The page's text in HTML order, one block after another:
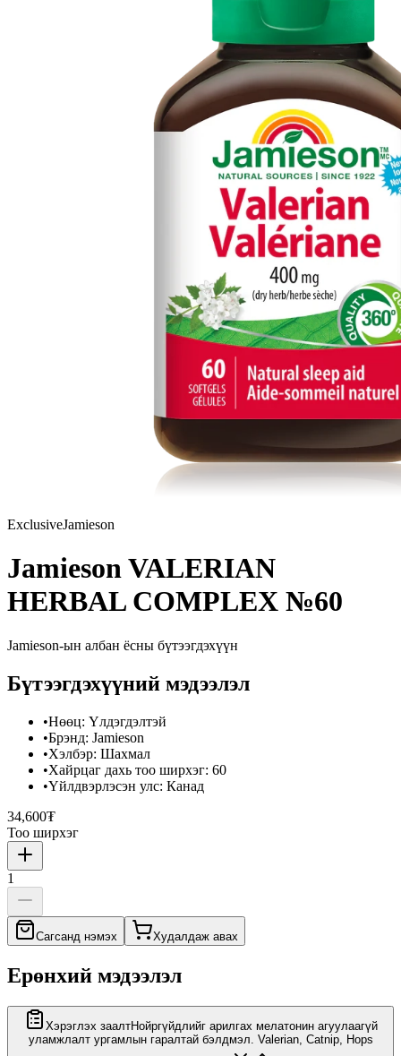
ExclusiveJamieson
Jamieson VALERIAN
HERBAL COMPLEX №60
Jamieson-ын албан ёсны бүтээгдэхүүн
Бүтээгдэхүүний мэдээлэл
•Нөөц: Үлдэгдэлтэй
•Брэнд: Jamieson
•Хэлбэр: Шахмал
•Хайрцаг дахь тоо ширхэг: 60
•Үйлдвэрлэсэн улс: Канад
34,600₮
Тоо ширхэг
1
Сагсанд нэмэх Худалдаж авах
Ерөнхий мэдээлэл
Хэрэглэх заалтНойргүйдлийг арилгах мелатонин агуулаагүй
уламжлалт ургамлын гаралтай бэлдмэл. Valerian, Catnip, Hops